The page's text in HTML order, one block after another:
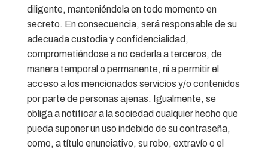
diligente, manteniéndola en todo momento en
secreto. En consecuencia, será responsable de su
adecuada custodia y confidencialidad,
comprometiéndose a no cederla a terceros, de
manera temporal o permanente, ni a permitir el
acceso a los mencionados servicios y/o contenidos
por parte de personas ajenas. Igualmente, se
obliga a notificar a la sociedad cualquier hecho que
pueda suponer un uso indebido de su contraseña,
como, a título enunciativo, su robo, extravío o el